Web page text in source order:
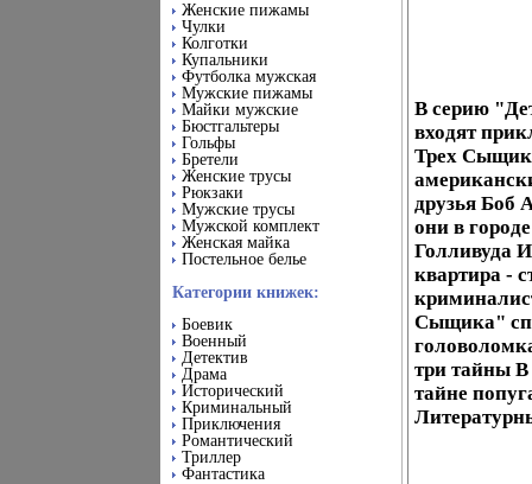
Женские пижамы
Чулки
Колготки
Купальники
Футболка мужская
Мужские пижамы
Майки мужские
Бюстгальтеры
Гольфы
Бретели
Женские трусы
Рюкзаки
Мужские трусы
Мужской комплект
Женская майка
Постельное белье
Категории книжек:
Боевик
Военный
Детектив
Драма
Исторический
Криминальный
Приключения
Романтический
Триллер
Фантастика
В серию
входят
Трех
друзья Боб
они в
Голливуда
квартира -
Сыщика"
три тайны В
тайне